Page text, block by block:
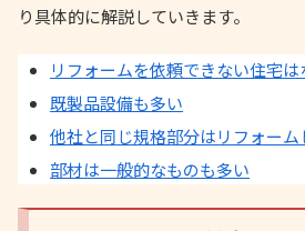
り具体的に解説していきます。
リフォームを依頼できない住宅は
既製品設備も多い
他社と同じ規格部分はリフォーム
部材は一般的なものも多い